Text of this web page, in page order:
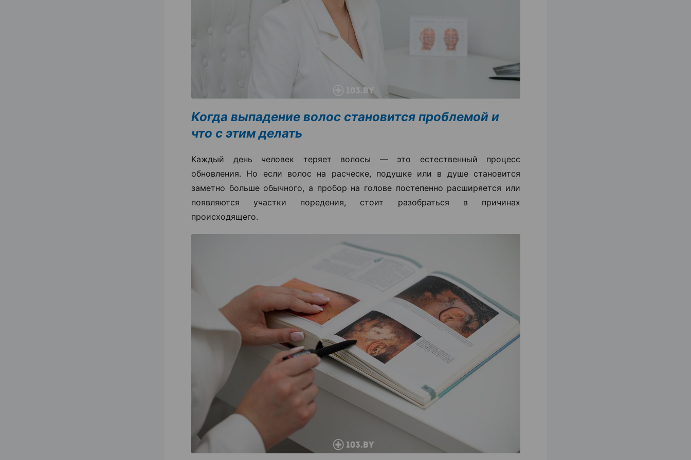
Когда выпадение волос становится проблемой и
что с этим делать
Каждый день человек теряет волосы — это естественный процесс
обновления. Но если волос на расческе, подушке или в душе становится
заметно больше обычного, а пробор на голове постепенно расширяется или
появляются участки поредения, стоит разобраться в причинах
происходящего.